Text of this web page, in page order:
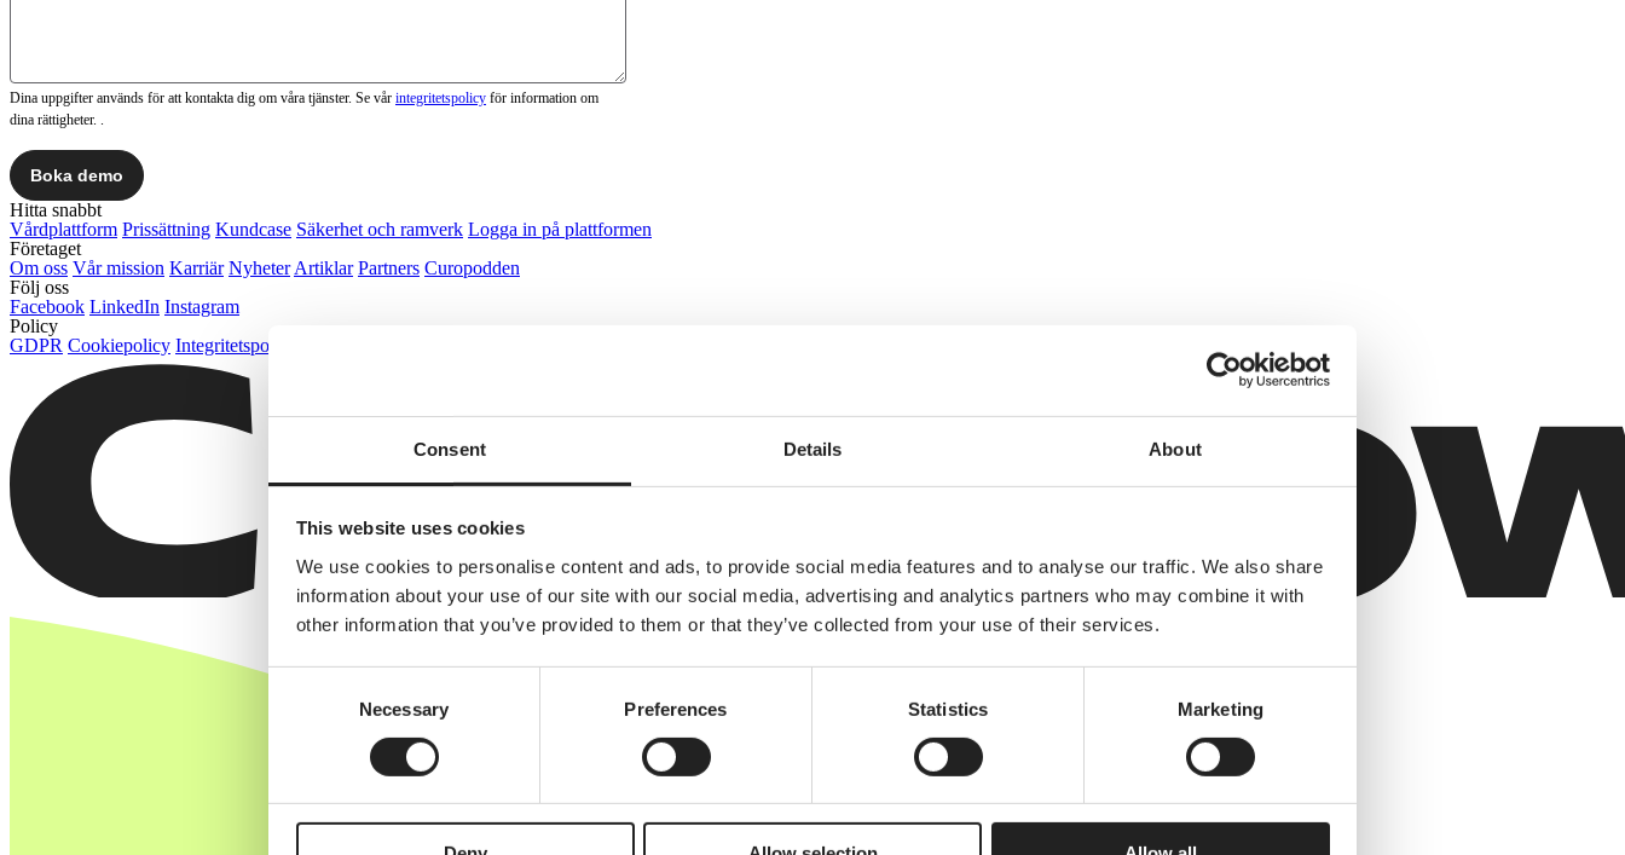
Consent Details About
This website uses cookies
We use cookies to personalise content and ads, to provide social media features and to analyse our traffic. We also share
information about your use of our site with our social media, advertising and analytics partners who may combine it with
other information that you’ve provided to them or that they’ve collected from your use of their services.
Consent
Necessary Preferences Statistics Marketing
Dina uppgifter används för att kontakta dig om våra tjänster. Se vår integritetspolicy för information om
dina rättigheter. .
Hitta snabbt
Vårdplattform Prissättning Kundcase Säkerhet och ramverk Logga in på plattformen
Företaget
Om oss Vår mission Karriär Nyheter Artiklar Partners Curopodden
Följ oss
Facebook LinkedIn Instagram
Policy
GDPR Cookiepolicy Integritetspolicy